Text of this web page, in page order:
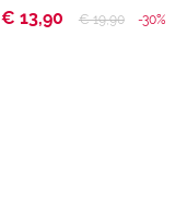
€ 13,90 Price reduced from
€ 19,90to -30%